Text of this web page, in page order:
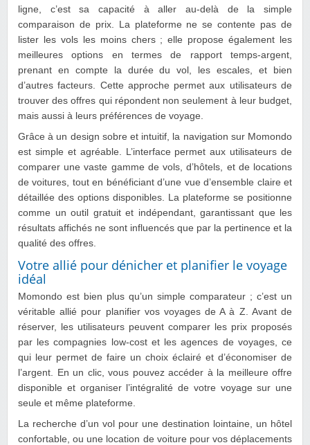
ligne, c’est sa capacité à aller au-delà de la simple
comparaison de prix. La plateforme ne se contente pas de
lister les vols les moins chers ; elle propose également les
meilleures options en termes de rapport temps-argent,
prenant en compte la durée du vol, les escales, et bien
d’autres facteurs. Cette approche permet aux utilisateurs de
trouver des offres qui répondent non seulement à leur budget,
mais aussi à leurs préférences de voyage.
Grâce à un design sobre et intuitif, la navigation sur Momondo
est simple et agréable. L’interface permet aux utilisateurs de
comparer une vaste gamme de vols, d’hôtels, et de locations
de voitures, tout en bénéficiant d’une vue d’ensemble claire et
détaillée des options disponibles. La plateforme se positionne
comme un outil gratuit et indépendant, garantissant que les
résultats affichés ne sont influencés que par la pertinence et la
qualité des offres.
Votre allié pour dénicher et planifier le voyage
idéal
Momondo est bien plus qu’un simple comparateur ; c’est un
véritable allié pour planifier vos voyages de A à Z. Avant de
réserver, les utilisateurs peuvent comparer les prix proposés
par les compagnies low-cost et les agences de voyages, ce
qui leur permet de faire un choix éclairé et d’économiser de
l’argent. En un clic, vous pouvez accéder à la meilleure offre
disponible et organiser l’intégralité de votre voyage sur une
seule et même plateforme.
La recherche d’un vol pour une destination lointaine, un hôtel
confortable, ou une location de voiture pour vos déplacements